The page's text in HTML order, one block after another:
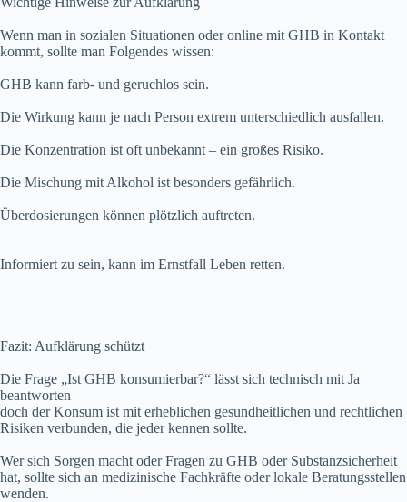
Wenn man in sozialen Situationen oder online mit GHB in Kontakt
kommt, sollte man Folgendes wissen:
GHB kann farb- und geruchlos sein.
Die Wirkung kann je nach Person extrem unterschiedlich ausfallen.
Die Konzentration ist oft unbekannt – ein großes Risiko.
Die Mischung mit Alkohol ist besonders gefährlich.
Überdosierungen können plötzlich auftreten.
Informiert zu sein, kann im Ernstfall Leben retten.
Fazit: Aufklärung schützt
Die Frage „Ist GHB konsumierbar?“ lässt sich technisch mit Ja
beantworten –
doch der Konsum ist mit erheblichen gesundheitlichen und rechtlichen
Risiken verbunden, die jeder kennen sollte.
Wer sich Sorgen macht oder Fragen zu GHB oder Substanzsicherheit
hat, sollte sich an medizinische Fachkräfte oder lokale Beratungsstellen
wenden.